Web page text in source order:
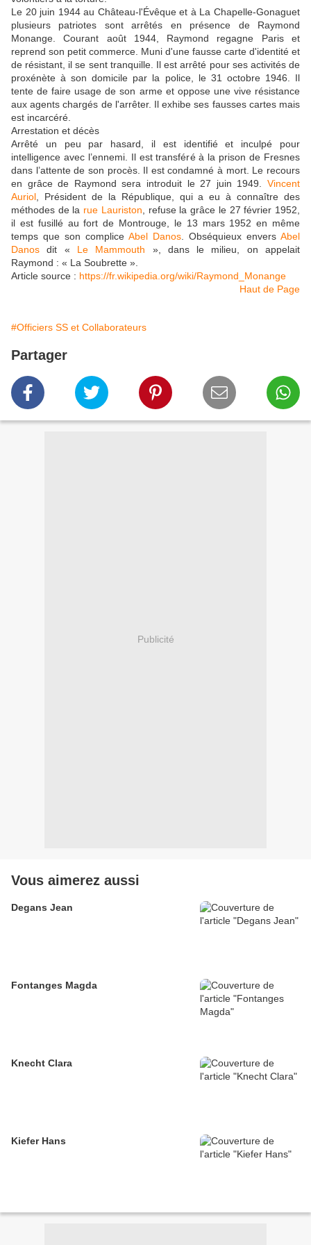
Le 20 juin 1944 au Château-l'Évêque et à La Chapelle-Gonaguet
plusieurs patriotes sont arrêtés en présence de Raymond
Monange. Courant août 1944, Raymond regagne Paris et
reprend son petit commerce. Muni d'une fausse carte d'identité et
de résistant, il se sent tranquille. Il est arrêté pour ses activités de
proxénète à son domicile par la police, le 31 octobre 1946. Il
tente de faire usage de son arme et oppose une vive résistance
aux agents chargés de l'arrêter. Il exhibe ses fausses cartes mais
est incarcéré.
Arrestation et décès
Arrêté un peu par hasard, il est identifié et inculpé pour
intelligence avec l’ennemi. Il est transféré à la prison de Fresnes
dans l’attente de son procès. Il est condamné à mort. Le recours
en grâce de Raymond sera introduit le 27 juin 1949. Vincent
Auriol , Président de la République, qui a eu à connaître des
méthodes de la rue Lauriston , refuse la grâce le 27 février 1952,
il est fusillé au fort de Montrouge, le 13 mars 1952 en même
temps que son complice Abel Danos . Obséquieux envers Abel
Danos dit « Le Mammouth », dans le milieu, on appelait
Raymond : « La Soubrette ».
Article source : https://fr.wikipedia.org/wiki/Raymond_Monange
Haut de Page
#Officiers SS et Collaborateurs
Partager
Publicité
Vous aimerez aussi
Degans Jean
Fontanges Magda
Knecht Clara
Kiefer Hans